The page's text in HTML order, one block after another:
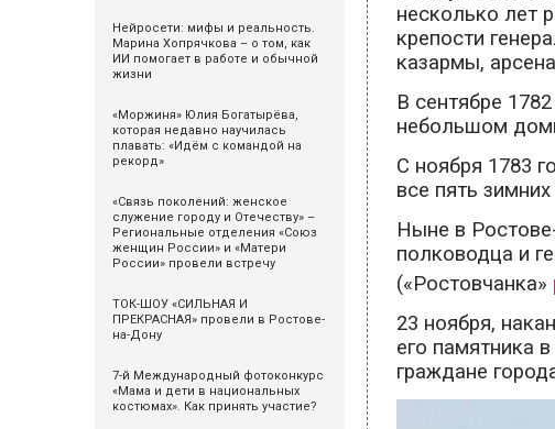
Нейросети: мифы и реальность.
Марина Хопрячкова – о том, как
ИИ помогает в работе и обычной
жизни
«Моржиня» Юлия Богатырёва,
которая недавно научилась
плавать: «Идём с командой на
рекорд»
«Связь поколений: женское
служение городу и Отечеству» –
Региональные отделения «Союз
женщин России» и «Матери
России» провели встречу
ТОК-ШОУ «СИЛЬНАЯ И
ПРЕКРАСНАЯ» провели в Ростове-
на-Дону
7-й Международный фотоконкурс
«Мама и дети в национальных
костюмах». Как принять участие?
несколько лет
крепости
казармы,
В сентябре
небольшом
С ноября 1783
все пять
Ныне в
полководца и
(«Ростовчанка»
23 ноября,
его памятника
граждане